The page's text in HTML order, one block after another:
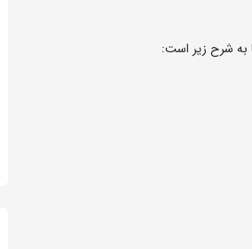
به شرح زیر است: